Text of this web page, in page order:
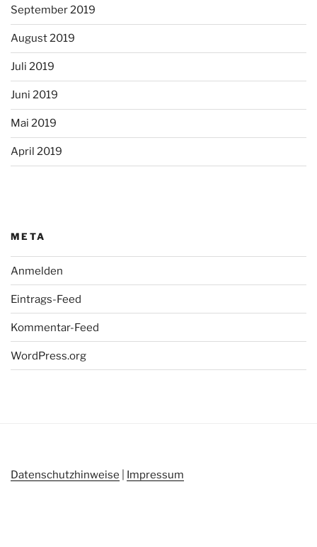
September 2019
August 2019
Juli 2019
Juni 2019
Mai 2019
April 2019
META
Anmelden
Eintrags-Feed
Kommentar-Feed
WordPress.org
Datenschutzhinweise Impressum